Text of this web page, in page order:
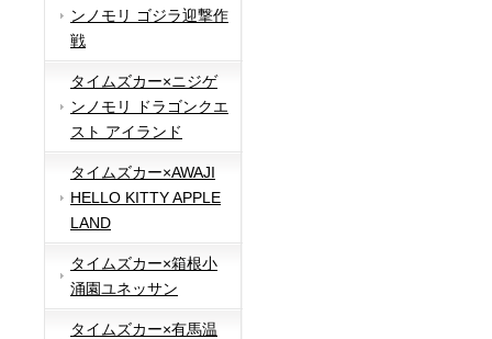
ンノモリ ゴジラ迎撃作
戦
タイムズカー×ニジゲ
ンノモリ ドラゴンクエ
スト アイランド
タイムズカー×AWAJI
HELLO KITTY APPLE
LAND
タイムズカー×箱根小
涌園ユネッサン
タイムズカー×有馬温